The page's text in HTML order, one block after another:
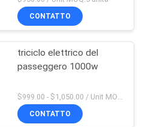
CONTATTO
triciclo elettrico del
passeggero 1000w
CONTATTO